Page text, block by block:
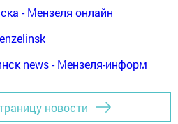
- Мензеля онлайн
news - Мензеля-информ
новости